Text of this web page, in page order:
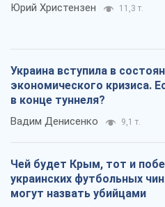
Юрий Христензен 11,3 т.
Украина вступила в
экономического кризиса.
в конце туннеля?
Вадим Денисенко 9,1 т.
Чей будет Крым, тот и
украинских футбольных
могут назвать убийцами